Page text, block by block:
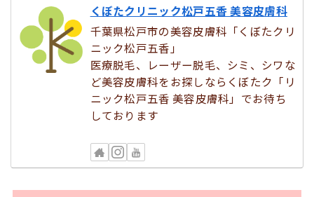
くぼたクリニック松戸五香 美容皮膚科
千葉県松戸市の美容皮膚科「くぼたクリ
ニック松戸五香」
医療脱毛、レーザー脱毛、シミ、シワな
ど美容皮膚科をお探しならくぼたク「リ
ニック松戸五香 美容皮膚科」でお待ち
しております